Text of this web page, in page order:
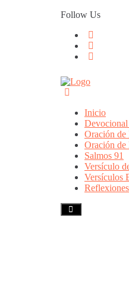
Follow Us
Inicio
Oración de
Oración de
Salmos 91
Versículo
Versículos